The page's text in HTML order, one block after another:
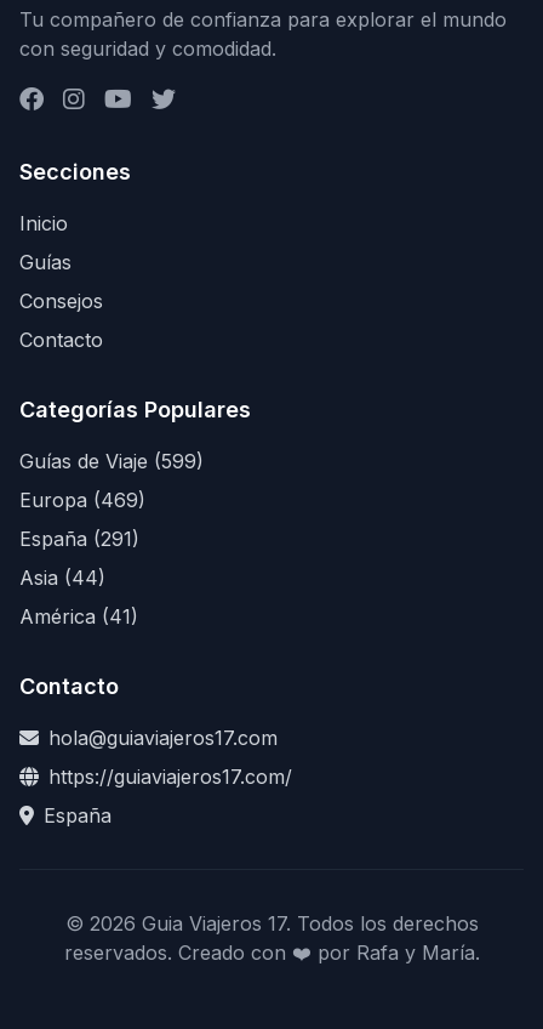
Tu compañero de confianza para explorar el mundo
con seguridad y comodidad.
Secciones
Inicio
Guías
Consejos
Contacto
Categorías Populares
Guías de Viaje (599)
Europa (469)
España (291)
Asia (44)
América (41)
Contacto
hola@guiaviajeros17.com
https://guiaviajeros17.com/
España
© 2026 Guia Viajeros 17. Todos los derechos
reservados. Creado con ❤️ por Rafa y María.